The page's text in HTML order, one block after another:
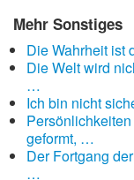
Mehr Sonstiges
Die Wahrheit ist
Die Welt wird
…
Ich bin nicht
geformt, …
Der Fortgang
…